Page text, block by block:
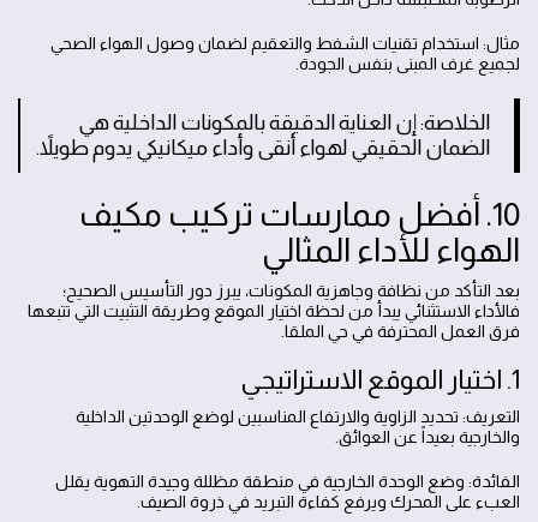
مثال: استخدام تقنيات الشفط والتعقيم لضمان وصول الهواء الصحي
لجميع غرف المبنى بنفس الجودة.
الخلاصة: إن العناية الدقيقة بالمكونات الداخلية هي
الضمان الحقيقي لهواء أنقى وأداء ميكانيكي يدوم طويلاً.
10. أفضل ممارسات تركيب مكيف
الهواء للأداء المثالي
بعد التأكد من نظافة وجاهزية المكونات، يبرز دور التأسيس الصحيح؛
فالأداء الاستثنائي يبدأ من لحظة اختيار الموقع وطريقة التثبيت التي تتبعها
فرق العمل المحترفة في حي الملقا.
1. اختيار الموقع الاستراتيجي
التعريف: تحديد الزاوية والارتفاع المناسبين لوضع الوحدتين الداخلية
والخارجية بعيداً عن العوائق.
الفائدة: وضع الوحدة الخارجية في منطقة مظللة وجيدة التهوية يقلل
العبء على المحرك ويرفع كفاءة التبريد في ذروة الصيف.